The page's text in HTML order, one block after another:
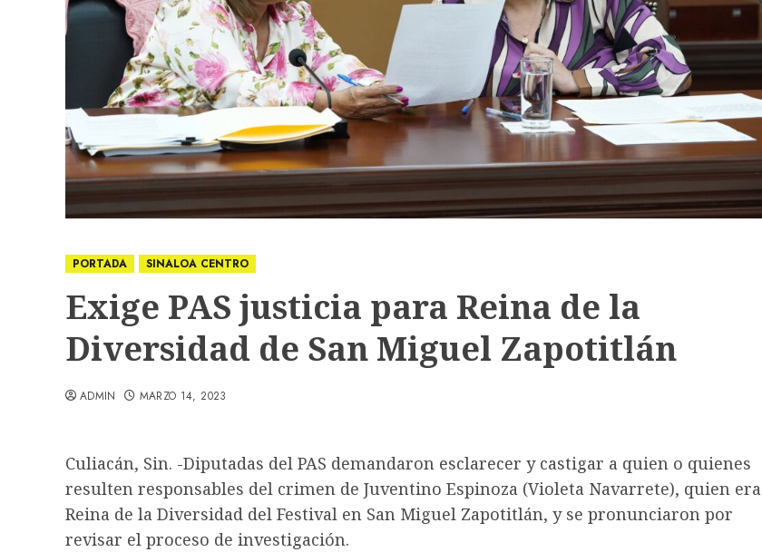
PORTADA SINALOA CENTRO
Exige PAS justicia para Reina de la
Diversidad de San Miguel Zapotitlán
ADMIN MARZO 14, 2023
Culiacán, Sin. -Diputadas del PAS demandaron esclarecer y castigar a quien o quienes
resulten responsables del crimen de Juventino Espinoza (Violeta Navarrete), quien era
Reina de la Diversidad del Festival en San Miguel Zapotitlán, y se pronunciaron por
revisar el proceso de investigación.